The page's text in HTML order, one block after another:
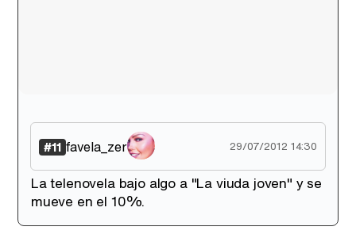
#11 favela_zer 29/07/2012 14:30
La telenovela bajo algo a "La viuda joven" y se
mueve en el 10%.